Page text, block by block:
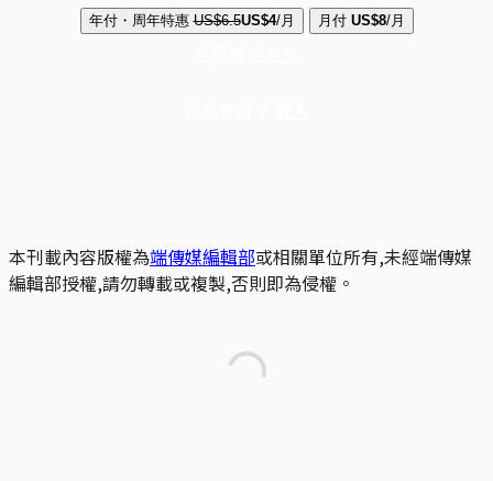
年付・周年特惠 US$6.5US$4/月 月付 US$8/月
本刊載內容版權為端傳媒編輯部或相關單位所有,未經端傳媒
編輯部授權,請勿轉載或複製,否則即為侵權。